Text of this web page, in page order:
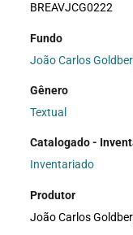
BREAVJCG0222
Fundo
João Carlos
Gênero
Textual
Catalogado -
Inventariado
Produtor
João Carlos